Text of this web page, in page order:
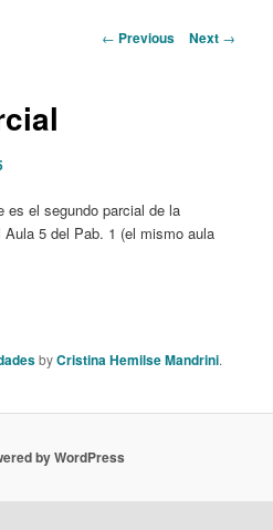
Post
← Previous Next →
es el segundo parcial de la
5 del Pab. 1 (el mismo aula
byCristina Hemilse Mandrini.
by WordPress